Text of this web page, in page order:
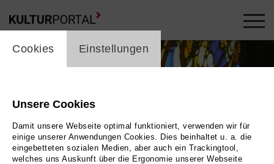
cookie_layer
Cookies Einstellungen
Unsere Cookies
Damit unsere Webseite optimal funktioniert, verwenden wir für
einige unserer Anwendungen Cookies. Dies beinhaltet u. a. die
eingebetteten sozialen Medien, aber auch ein Trackingtool,
welches uns Auskunft über die Ergonomie unserer Webseite